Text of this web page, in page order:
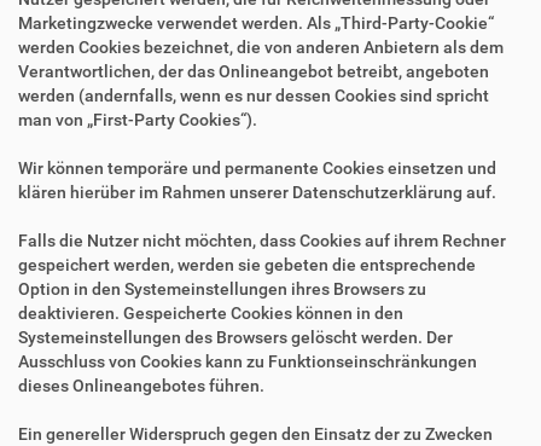
Marketingzwecke verwendet werden. Als „Third-Party-Cookie“
werden Cookies bezeichnet, die von anderen Anbietern als dem
Verantwortlichen, der das Onlineangebot betreibt, angeboten
werden (andernfalls, wenn es nur dessen Cookies sind spricht
man von „First-Party Cookies“).
Wir können temporäre und permanente Cookies einsetzen und
klären hierüber im Rahmen unserer Datenschutzerklärung auf.
Falls die Nutzer nicht möchten, dass Cookies auf ihrem Rechner
gespeichert werden, werden sie gebeten die entsprechende
Option in den Systemeinstellungen ihres Browsers zu
deaktivieren. Gespeicherte Cookies können in den
Systemeinstellungen des Browsers gelöscht werden. Der
Ausschluss von Cookies kann zu Funktionseinschränkungen
dieses Onlineangebotes führen.
Ein genereller Widerspruch gegen den Einsatz der zu Zwecken